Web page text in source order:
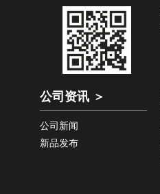
公司资讯 ＞
公司新闻
新品发布